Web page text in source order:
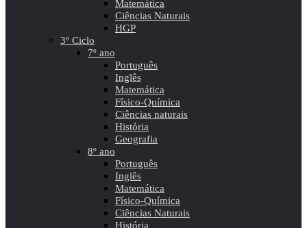
Matemática
Ciências Naturais
HGP
3º Ciclo
7º ano
Português
Inglês
Matemática
Físico-Química
Ciências naturais
História
Geografia
8º ano
Português
Inglês
Matemática
Físico-Química
Ciências Naturais
História